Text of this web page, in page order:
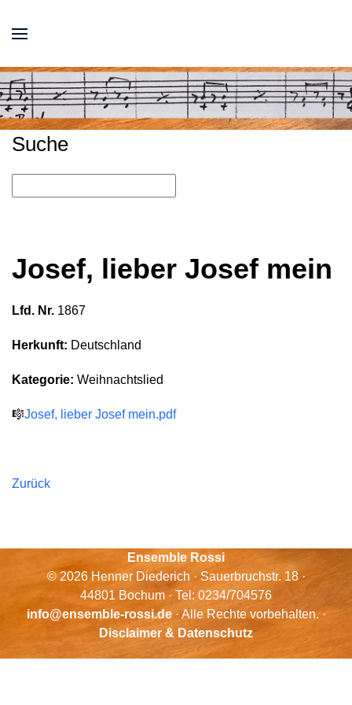
Suche
Josef, lieber Josef mein
Lfd. Nr. 1867
Herkunft: Deutschland
Kategorie: Weihnachtslied
🎼Josef, lieber Josef mein.pdf
Zurück
Ensemble Rossi
© 2026 Henner Diederich · Sauerbruchstr. 18 ·
44801 Bochum · Tel: 0234/704576
info@ensemble-rossi.de· Alle Rechte vorbehalten. ·
Disclaimer & Datenschutz